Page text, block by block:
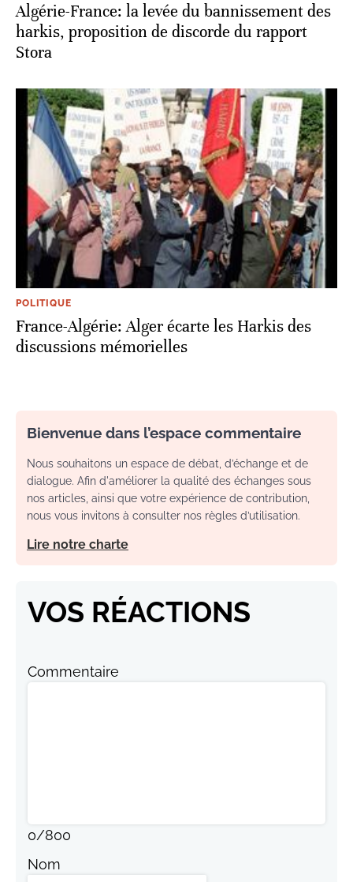
Algérie-France: la levée du bannissement des
harkis, proposition de discorde du rapport
Stora
POLITIQUE
France-Algérie: Alger écarte les Harkis des
discussions mémorielles
Bienvenue dans l’espace commentaire
Nous souhaitons un espace de débat, d’échange et de
dialogue. Afin d'améliorer la qualité des échanges sous
nos articles, ainsi que votre expérience de contribution,
nous vous invitons à consulter nos règles d’utilisation.
Lire notre charte
VOS RÉACTIONS
Commentaire
0/800
Nom